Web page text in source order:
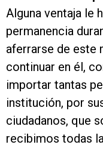
Alguna ventaja le
permanencia
aferrarse de este
continuar en él,
importar tantas
institución, por
ciudadanos, que
recibimos todas